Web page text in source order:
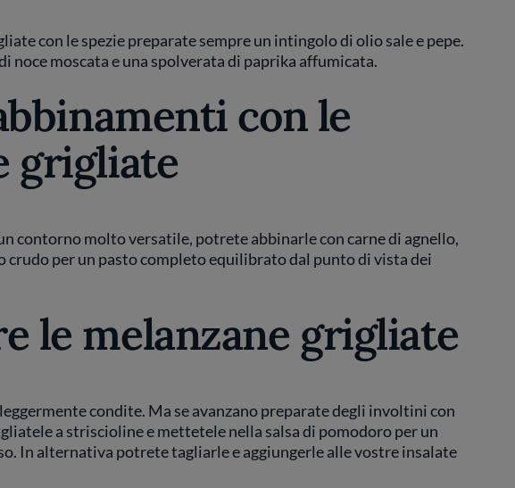
con le spezie preparate sempre un intingolo di olio sale e pepe.
noce moscata e una spolverata di paprika affumicata.
con le
grigliate
contorno molto versatile, potrete abbinarle con carne di agnello,
crudo per un pasto completo equilibrato dal punto di vista dei
le melanzane grigliate
condite. Ma se avanzano preparate degli involtini con
a striscioline e mettetele nella salsa di pomodoro per un
In alternativa potrete tagliarle e aggiungerle alle vostre insalate